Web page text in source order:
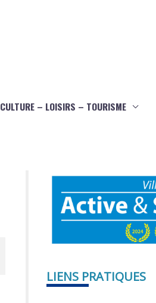
CULTURE – LOISIRS – TOURISME
LIENS PRATIQUES